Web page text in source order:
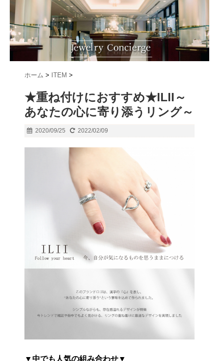
ホーム > ITEM >
★重ね付けにおすすめ★ILII～
あなたの心に寄り添うリング～
2020/09/25 2022/02/09
▼中でも人気の組み合わせ▼